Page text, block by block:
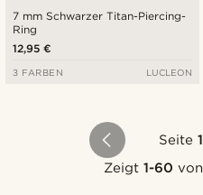
7 mm Schwarzer Titan-Piercing-
Ring
12,95 €
3 FARBEN LUCLEON
Seite 1
Zeigt1-60 von